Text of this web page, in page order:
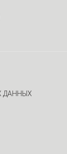
ДАННЫХ